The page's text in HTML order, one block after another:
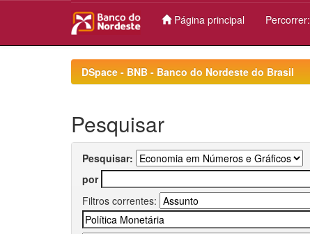
Página principal Percorrer:
DSpace - BNB - Banco do Nordeste do Brasil
Pesquisar
Pesquisar:
por
Filtros correntes: